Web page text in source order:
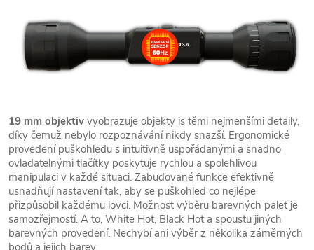
19 mm objektiv vyobrazuje objekty is těmi nejmenšími detaily,
díky čemuž nebylo rozpoznávání nikdy snazší. Ergonomické
provedení puškohledu s intuitivně uspořádanými a snadno
ovladatelnými tlačítky poskytuje rychlou a spolehlivou
manipulaci v každé situaci. Zabudované funkce efektivně
usnadňují nastavení tak, aby se puškohled co nejlépe
přizpůsobil každému lovci. Možnost výběru barevných palet je
samozřejmostí. A to, White Hot, Black Hot a spoustu jiných
barevných provedení. Nechybí ani výběr z několika záměrných
bodů a jejich barev.